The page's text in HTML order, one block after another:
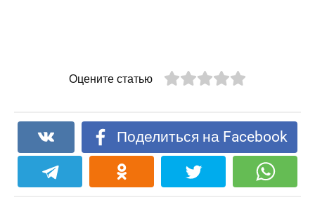
Оцените статью
Поделиться на Facebook